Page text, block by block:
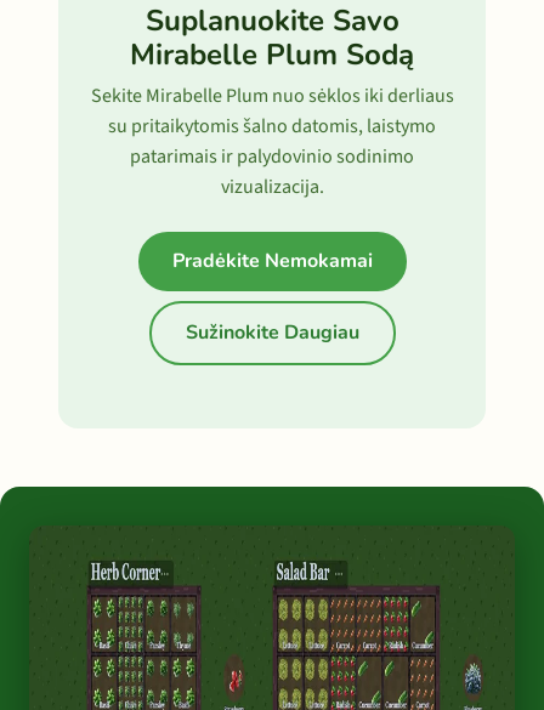
Suplanuokite Savo
Mirabelle Plum Sodą
Sekite Mirabelle Plum nuo sėklos iki derliaus
su pritaikytomis šalno datomis, laistymo
patarimais ir palydovinio sodinimo
vizualizacija.
Pradėkite Nemokamai
Sužinokite Daugiau